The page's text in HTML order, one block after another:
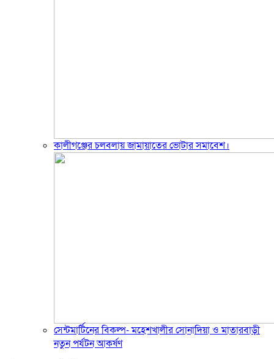
কালীগঞ্জের চলবলায় জামায়াতের ভোটার সমাবেশ।
সেন্টমার্টিনের বিকল্প- মহেশখালীর সোনাদিয়া ও মাতারবাড়ী
নতুন পর্যটন আকর্ষণ